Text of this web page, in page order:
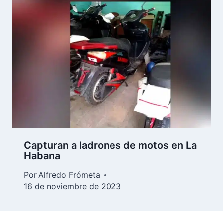
Capturan a ladrones de motos en La
Habana
PorAlfredo Frómeta
16 de noviembre de 2023